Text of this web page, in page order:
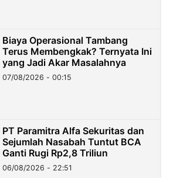
Biaya Operasional Tambang
Terus Membengkak? Ternyata Ini
yang Jadi Akar Masalahnya
07/08/2026 - 00:15
PT Paramitra Alfa Sekuritas dan
Sejumlah Nasabah Tuntut BCA
Ganti Rugi Rp2,8 Triliun
06/08/2026 - 22:51